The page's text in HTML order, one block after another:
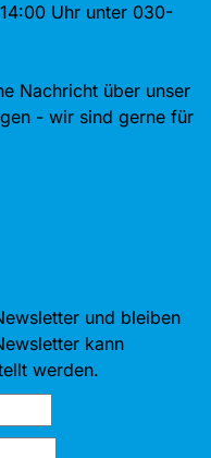
Uhr unter 030-
Nachricht über unser
- wir sind gerne für
und bleiben
kann
werden.